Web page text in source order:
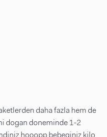
daha fazla hem de
dogan doneminde 1-2
hooopp bebeginiz kilo